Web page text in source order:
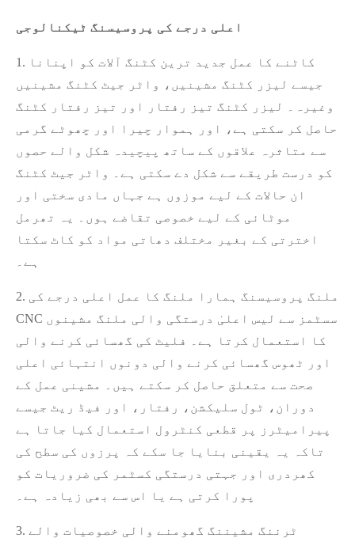
اعلی درجے کی پروسیسنگ ٹیکنالوجی
1. کاٹنے کا عمل جدید ترین کٹنگ آلات کو اپنانا
جیسے لیزر کٹنگ مشینیں، واٹر جیٹ کٹنگ مشینیں
وغیرہ۔ لیزر کٹنگ تیز رفتار اور تیز رفتار کٹنگ
حاصل کر سکتی ہے، اور ہموار چیرا اور چھوٹے گرمی
سے متاثرہ علاقوں کے ساتھ پیچیدہ شکل والے حصوں
کو درست طریقے سے شکل دے سکتی ہے۔ واٹر جیٹ کٹنگ
ان حالات کے لیے موزوں ہے جہاں مادی سختی اور
موٹائی کے لیے خصوصی تقاضے ہوں۔ یہ تھرمل
اخترتی کے بغیر مختلف دھاتی مواد کو کاٹ سکتا
ہے۔
2. ملنگ پروسیسنگ ہمارا ملنگ کا عمل اعلی درجے کی
CNC سسٹمز سے لیس اعلیٰ درستگی والی ملنگ مشینوں
کا استعمال کرتا ہے۔ فلیٹ کی گھسائی کرنے والی
اور ٹھوس گھسائی کرنے والی دونوں انتہائی اعلی
صحت سے متعلق حاصل کر سکتے ہیں۔ مشینی عمل کے
دوران، ٹول سلیکشن، رفتار، اور فیڈ ریٹ جیسے
پیرامیٹرز پر قطعی کنٹرول استعمال کیا جاتا ہے
تاکہ یہ یقینی بنایا جا سکے کہ پرزوں کی سطح کی
کھردری اور جہتی درستگی کسٹمر کی ضروریات کو
پورا کرتی ہے یا اس سے بھی زیادہ ہے۔
3. ٹرننگ مشیننگ گھومنے والی خصوصیات والے